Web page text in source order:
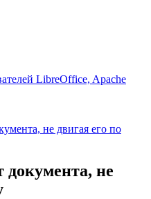
LibreOffice, Apache
не двигая его по
документа, не